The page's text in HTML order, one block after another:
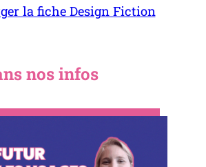
la fiche Design Fiction
nos infos